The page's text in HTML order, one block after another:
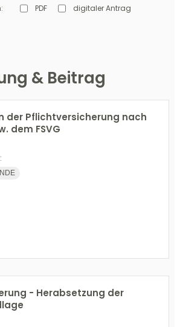
PDF digitaler Antrag
& Beitrag
der Pflichtversicherung nach
dem FSVG
- Herabsetzung der